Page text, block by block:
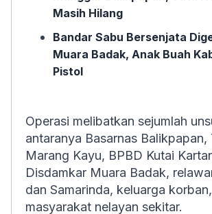
Masih Hilang
Bandar Sabu Bersenjata
Muara Badak, Anak Buah
Pistol
Operasi melibatkan sejumlah
antaranya Basarnas Balikpapan,
Marang Kayu, BPBD Kutai
Disdamkar Muara Badak,
dan Samarinda, keluarga
masyarakat nelayan sekitar.